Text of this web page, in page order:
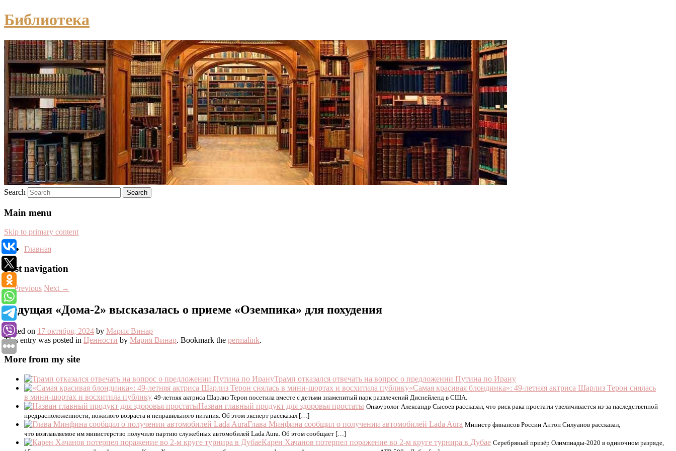
Библиотека
Search
Main menu
Skip to primary content
Главная
Post navigation
←Previous Next →
Ведущая «Дома-2» высказалась о приеме «Оземпика» для похудения
Posted on 17 октября, 2024 by Мария Винар
This entry was posted in Ценности by Мария Винар. Bookmark the permalink.
More from my site
Трамп отказался отвечать на вопрос о предложении Путина по Ирану
«Самая красивая блондинка»: 49-летняя актриса Шарлиз Терон снялась
в мини-шортах и восхитила публику 49-летняя актриса Шарлиз Терон посетила вместе с детьми знаменитый парк развлечений Диснейленд в США.
Назван главный продукт для здоровья простаты Онкоуролог Александр Сысоев рассказал, что риск рака простаты увеличивается из-за наследственной
предрасположенности, пожилого возраста и неправильного питания. Об этом эксперт рассказал […]
Глава Минфина сообщил о получении автомобилей Lada Aura Министр финансов России Антон Силуанов рассказал,
что возглавляемое им министерство получило партию служебных автомобилей Lada Aura. Об этом сообщает […]
Карен Хачанов потерпел поражение во 2-м круге турнира в Дубае Серебряный призёр Олимпиады-2020 в одиночном разряде,